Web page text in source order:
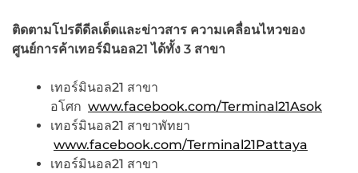
ติดตามโปรดีดีลเด็ดและข่าวสาร ความเคลื่อนไหวของ
ศูนย์การค้าเทอร์มินอล21 ได้ทั้ง 3 สาขา
เทอร์มินอล21 สาขา
อโศก www.facebook.com/Terminal21Asok
เทอร์มินอล21 สาขาพัทยา
www.facebook.com/Terminal21Pattaya
เทอร์มินอล21 สาขา